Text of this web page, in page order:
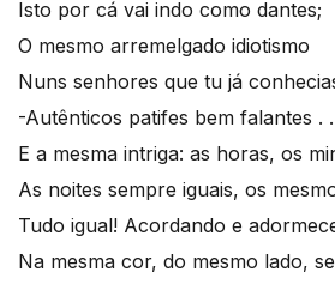
Isto por cá vai indo como dantes;
O mesmo arremelgado idiotismo
Nuns senhores que tu já
-Autênticos patifes bem falantes .
E a mesma intriga: as horas, os
As noites sempre iguais, os
Tudo igual! Acordando e
Na mesma cor, do mesmo lado,